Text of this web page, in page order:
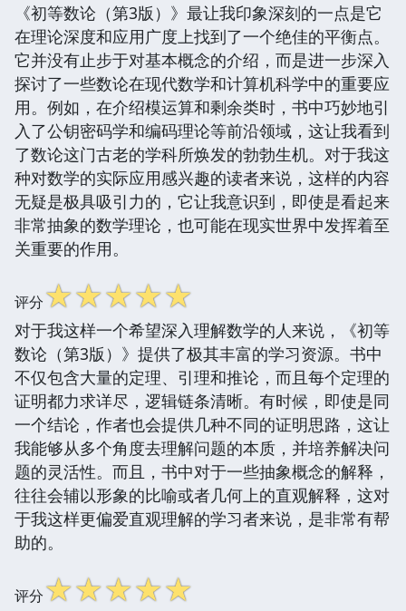
《初等数论（第3版）》最让我印象深刻的一点是它
在理论深度和应用广度上找到了一个绝佳的平衡点。
它并没有止步于对基本概念的介绍，而是进一步深入
探讨了一些数论在现代数学和计算机科学中的重要应
用。例如，在介绍模运算和剩余类时，书中巧妙地引
入了公钥密码学和编码理论等前沿领域，这让我看到
了数论这门古老的学科所焕发的勃勃生机。对于我这
种对数学的实际应用感兴趣的读者来说，这样的内容
无疑是极具吸引力的，它让我意识到，即使是看起来
非常抽象的数学理论，也可能在现实世界中发挥着至
关重要的作用。
评分☆☆☆☆☆
对于我这样一个希望深入理解数学的人来说，《初等
数论（第3版）》提供了极其丰富的学习资源。书中
不仅包含大量的定理、引理和推论，而且每个定理的
证明都力求详尽，逻辑链条清晰。有时候，即使是同
一个结论，作者也会提供几种不同的证明思路，这让
我能够从多个角度去理解问题的本质，并培养解决问
题的灵活性。而且，书中对于一些抽象概念的解释，
往往会辅以形象的比喻或者几何上的直观解释，这对
于我这样更偏爱直观理解的学习者来说，是非常有帮
助的。
评分☆☆☆☆☆